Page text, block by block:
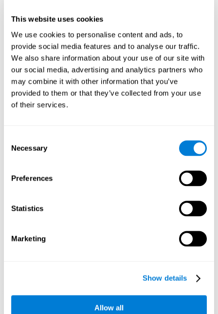
This website uses cookies
We use cookies to personalise content and ads, to
provide social media features and to analyse our traffic.
We also share information about your use of our site with
our social media, advertising and analytics partners who
may combine it with other information that you’ve
provided to them or that they’ve collected from your use
of their services.
Selection
Necessary
Preferences
Statistics
Marketing
Show details
Allow all
первую букву названия объекта, появляющегося на экране
различные познавательные способности с помощью
увлекательного упражнения.
Как умная игра "Визуальный
кроссворд" помогает улучшить
мои когнитивные способности?
Тренировка с помощью таких игр, как "Визуальный
восстановлению ослабленных или повреждённых
рабочую память, память на имена и восприятие. Регулярная
стимуляция этих способностей может способствовать
и улучшению когнитивных функций.